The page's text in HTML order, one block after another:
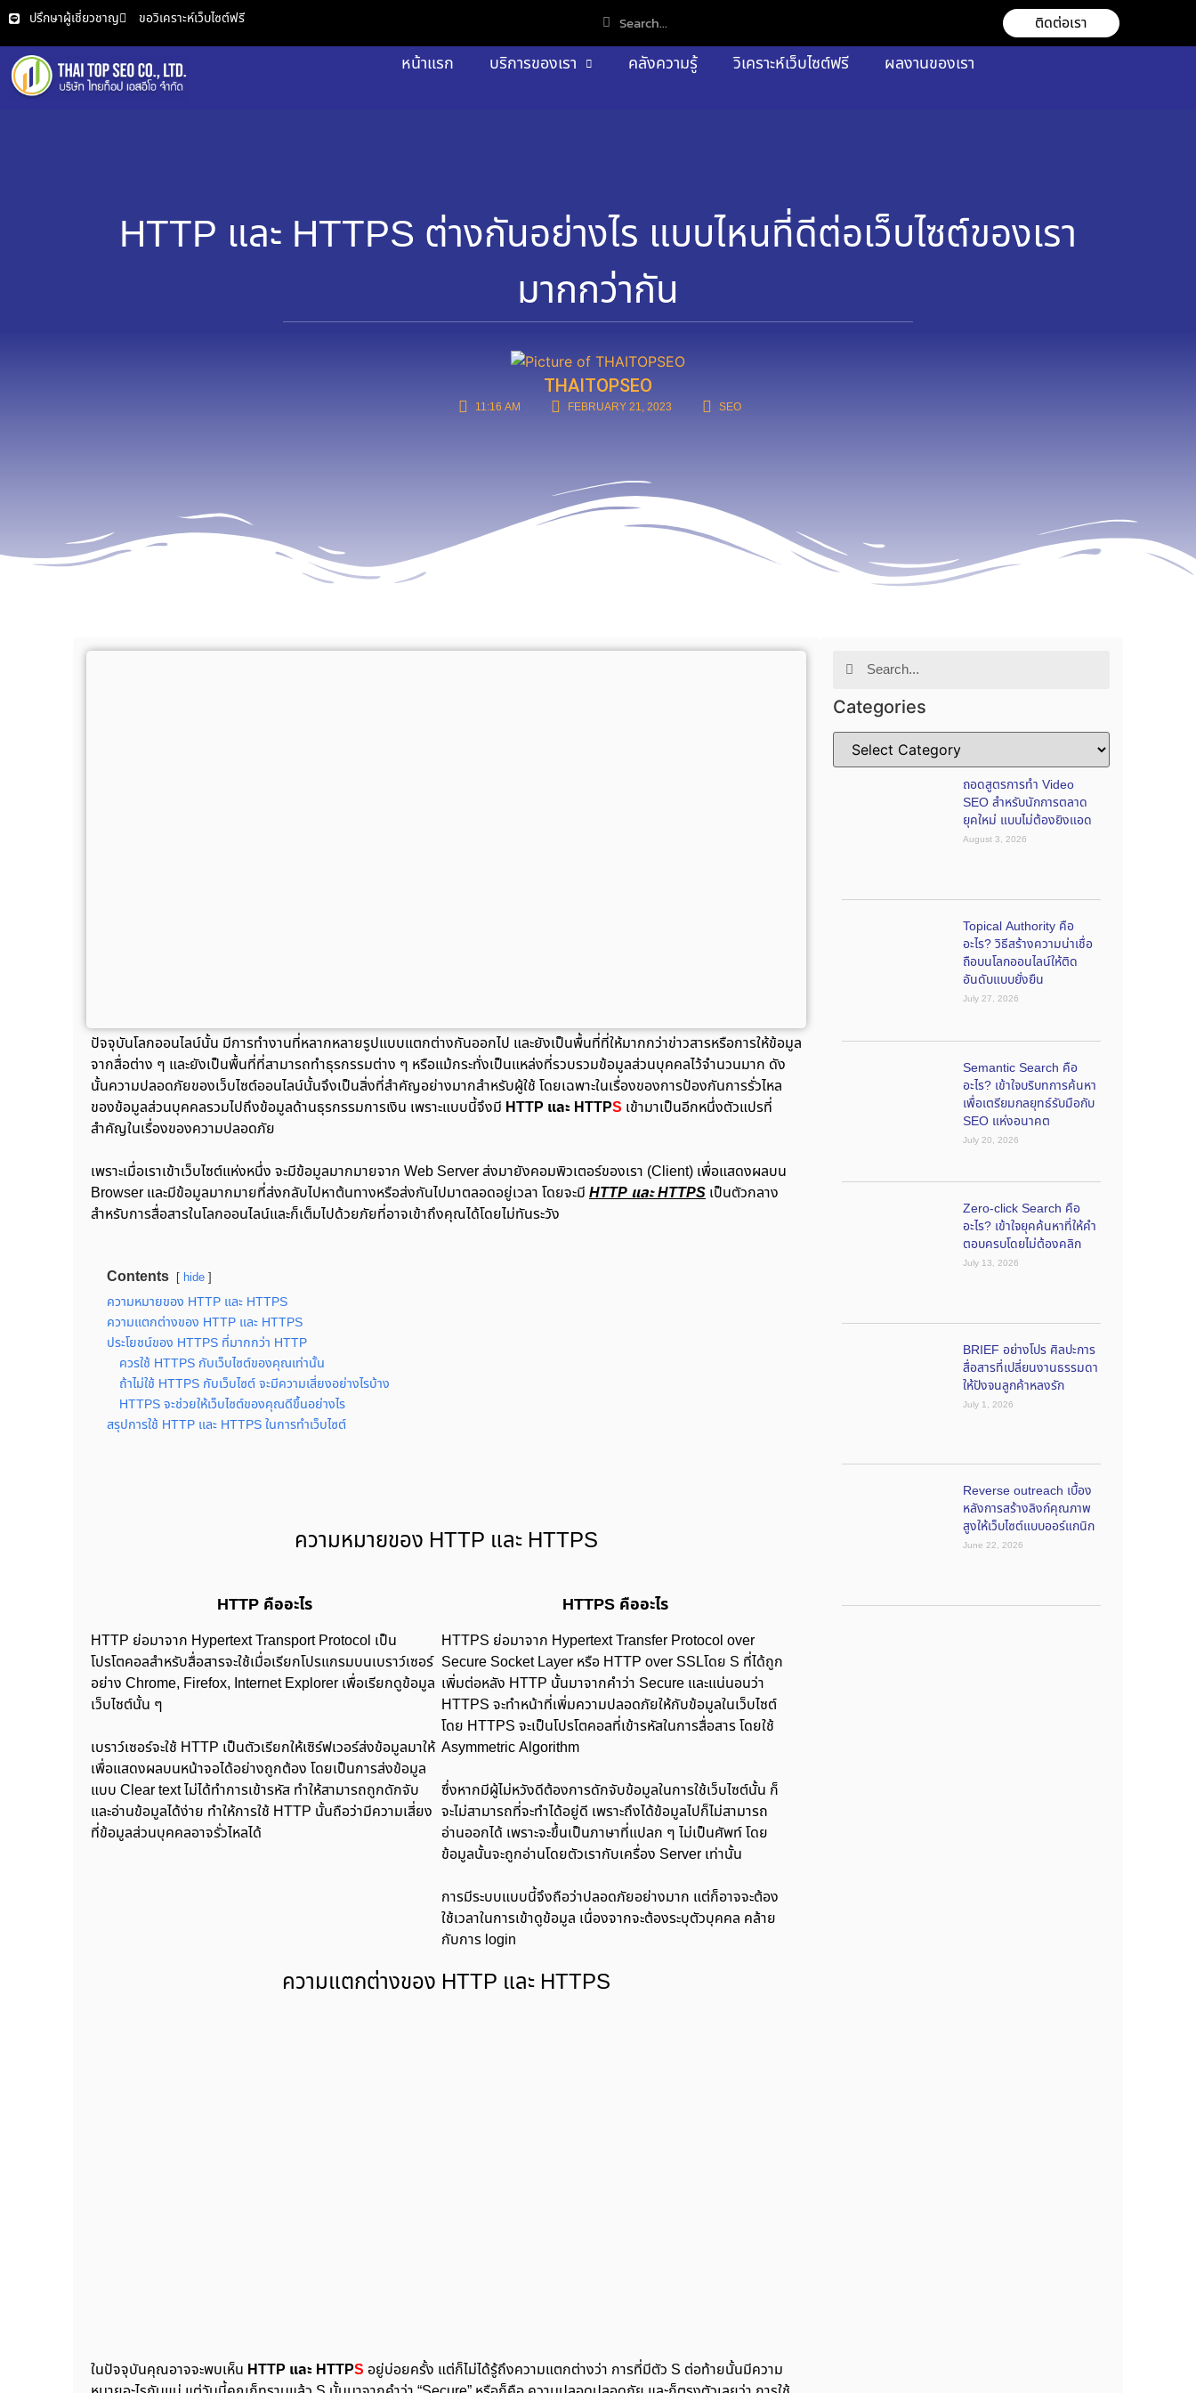
ปรึกษาผู้เชี่ยวชาญ ขอวิเคราะห์เว็บไซต์ฟรี ติดต่อเรา
หน้าแรก บริการของเรา คลังความรู้ วิเคราะห์เว็บไซต์ฟรี ผลงานของเรา
HTTP และ HTTPS ต่างกันอย่างไร แบบไหนที่ดีต่อเว็บไซต์ของเรา
มากกว่ากัน
THAITOPSEO
11:16 AM FEBRUARY 21, 2023 SEO
ปัจจุบันโลกออนไลน์นั้น มีการทำงานที่หลากหลายรูปแบบแตกต่างกันออกไป และยังเป็นพื้นที่ที่ให้มากกว่าข่าวสารหรือการให้ข้อมูล
จากสื่อต่าง ๆ และยังเป็นพื้นที่ที่สามารถทำธุรกรรมต่าง ๆ หรือแม้กระทั่งเป็นแหล่งที่รวบรวมข้อมูลส่วนบุคคลไว้จำนวนมาก ดัง
นั้นความปลอดภัยของเว็บไซต์ออนไลน์นั้นจึงเป็นสิ่งที่สำคัญอย่างมากสำหรับผู้ใช้ โดยเฉพาะในเรื่องของการป้องกันการรั่วไหล
ของข้อมูลส่วนบุคคลรวมไปถึงข้อมูลด้านธุรกรรมการเงิน เพราะแบบนี้จึงมี HTTP และ HTTPS เข้ามาเป็นอีกหนึ่งตัวแปรที่
สำคัญในเรื่องของความปลอดภัย
เพราะเมื่อเราเข้าเว็บไซต์แห่งหนึ่ง จะมีข้อมูลมากมายจาก Web Server ส่งมายังคอมพิวเตอร์ของเรา (Client) เพื่อแสดงผลบน
Browser และมีข้อมูลมากมายที่ส่งกลับไปหาต้นทางหรือส่งกันไปมาตลอดอยู่เวลา โดยจะมี HTTP และ HTTPS เป็นตัวกลาง
สำหรับการสื่อสารในโลกออนไลน์และก็เต็มไปด้วยภัยที่อาจเข้าถึงคุณได้โดยไม่ทันระวัง
Contents hide
ความหมายของ HTTP และ HTTPS
ความแตกต่างของ HTTP และ HTTPS
ประโยชน์ของ HTTPS ที่มากกว่า HTTP
ควรใช้ HTTPS กับเว็บไซต์ของคุณเท่านั้น
ถ้าไม่ใช้ HTTPS กับเว็บไซต์ จะมีความเสี่ยงอย่างไรบ้าง
HTTPS จะช่วยให้เว็บไซต์ของคุณดีขึ้นอย่างไร
สรุปการใช้ HTTP และ HTTPS ในการทำเว็บไซต์
ความหมายของ HTTP และ HTTPS
HTTP คืออะไร
HTTP ย่อมาจาก Hypertext Transport Protocol เป็น
โปรโตคอลสำหรับสื่อสารจะใช้เมื่อเรียกโปรแกรมบนเบราว์เซอร์
อย่าง Chrome, Firefox, Internet Explorer เพื่อเรียกดูข้อมูล
เว็บไซต์นั้น ๆ
เบราว์เซอร์จะใช้ HTTP เป็นตัวเรียกให้เซิร์ฟเวอร์ส่งข้อมูลมาให้
เพื่อแสดงผลบนหน้าจอได้อย่างถูกต้อง โดยเป็นการส่งข้อมูล
แบบ Clear text ไม่ได้ทำการเข้ารหัส ทำให้สามารถถูกดักจับ
และอ่านข้อมูลได้ง่าย ทำให้การใช้ HTTP นั้นถือว่ามีความเสี่ยง
ที่ข้อมูลส่วนบุคคลอาจรั่วไหลได้
HTTPS คืออะไร
HTTPS ย่อมาจาก Hypertext Transfer Protocol over
Secure Socket Layer หรือ HTTP over SSLโดย S ที่ได้ถูก
เพิ่มต่อหลัง HTTP นั้นมาจากคำว่า Secure และแน่นอนว่า
HTTPS จะทำหน้าที่เพิ่มความปลอดภัยให้กับข้อมูลในเว็บไซต์
โดย HTTPS จะเป็นโปรโตคอลที่เข้ารหัสในการสื่อสาร โดยใช้
Asymmetric Algorithm
ซึ่งหากมีผู้ไม่หวังดีต้องการดักจับข้อมูลในการใช้เว็บไซต์นั้น ก็
จะไม่สามารถที่จะทำได้อยู่ดี เพราะถึงได้ข้อมูลไปก็ไม่สามารถ
อ่านออกได้ เพราะจะขึ้นเป็นภาษาที่แปลก ๆ ไม่เป็นศัพท์ โดย
ข้อมูลนั้นจะถูกอ่านโดยตัวเรากับเครื่อง Server เท่านั้น
การมีระบบแบบนี้จึงถือว่าปลอดภัยอย่างมาก แต่ก็อาจจะต้อง
ใช้เวลาในการเข้าดูข้อมูล เนื่องจากจะต้องระบุตัวบุคคล คล้าย
กับการ login
ความแตกต่างของ HTTP และ HTTPS
ในปัจจุบันคุณอาจจะพบเห็น HTTP และ HTTPS อยู่บ่อยครั้ง แต่ก็ไม่ได้รู้ถึงความแตกต่างว่า การที่มีตัว S ต่อท้ายนั้นมีความ
Categories
ถอดสูตรการทำ Video
SEO สำหรับนักการตลาด
ยุคใหม่ แบบไม่ต้องยิงแอด
August 3, 2026
Topical Authority คือ
อะไร? วิธีสร้างความน่าเชื่อ
ถือบนโลกออนไลน์ให้ติด
อันดับแบบยั่งยืน
July 27, 2026
Semantic Search คือ
อะไร? เข้าใจบริบทการค้นหา
เพื่อเตรียมกลยุทธ์รับมือกับ
SEO แห่งอนาคต
July 20, 2026
Zero-click Search คือ
อะไร? เข้าใจยุคค้นหาที่ให้คำ
ตอบครบโดยไม่ต้องคลิก
July 13, 2026
BRIEF อย่างโปร ศิลปะการ
สื่อสารที่เปลี่ยนงานธรรมดา
ให้ปังจนลูกค้าหลงรัก
July 1, 2026
Reverse outreach เบื้อง
หลังการสร้างลิงก์คุณภาพ
สูงให้เว็บไซต์แบบออร์แกนิก
June 22, 2026